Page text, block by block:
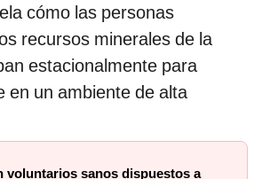
cómo las personas
recursos minerales de la
estacionalmente para
en un ambiente de alta
voluntarios sanos dispuestos a